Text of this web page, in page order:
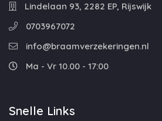
Lindelaan 93, 2282 EP, Rijswijk
0703967072
info@braamverzekeringen.nl
Ma - Vr 10.00 - 17:00
Snelle Links